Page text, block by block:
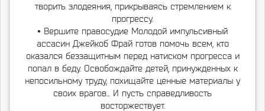
творить злодеяния, прикрываясь стремлением к
прогрессу.
• Вершите правосудие Молодой импульсивный
ассасин Джейкоб Фрай готов помочь всем, кто
оказался беззащитным перед натиском прогресса и
попал в беду. Освобождайте детей, принужденных к
непосильному труду, похищайте ценные материалы у
своих врагов... И пусть справедливость
восторжествует.